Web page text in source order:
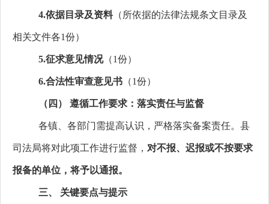
4.依据目录及资料（所依据的法律法规条文目录及
相关文件各1份）
5.征求意见情况（1份）
6.合法性审查意见书 （1份）
（四） 遵循工作要求：落实责任与监督
各镇、各部门需提高认识，严格落实备案责任。县
司法局将对此项工作进行监督， 对不报、迟报或不按要求
报备的单位，将予以通报。
三、 关键要点与提示